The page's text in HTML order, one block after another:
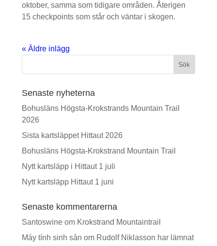
oktober, samma som tidigare områden. Återigen
15 checkpoints som står och väntar i skogen.
« Äldre inlägg
Sök
Senaste nyheterna
Bohusläns Högsta-Krokstrands Mountain Trail
2026
Sista kartsläppet Hittaut 2026
Bohusläns Högsta-Krokstrand Mountain Trail
Nytt kartsläpp i Hittaut 1 juli
Nytt kartsläpp Hittaut 1 juni
Senaste kommentarerna
Santoswineom Krokstrand Mountaintrail
Máy tính sinh sản om Rudolf Niklasson har lämnat